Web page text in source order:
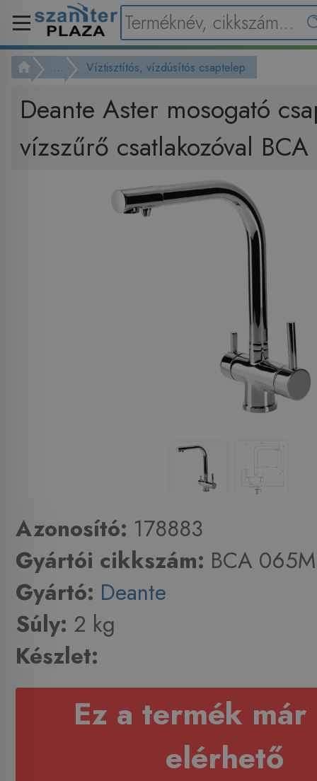
... Víztisztítós, vízdúsítós csaptelep
Deante Aster mosogató
vízszűrő csatlakozóval
Azonosító: 178883
Gyártói cikkszám: BCA 065M
Gyártó: Deante
Súly: 2 kg
Készlet:
Ez a termék már
elérhető